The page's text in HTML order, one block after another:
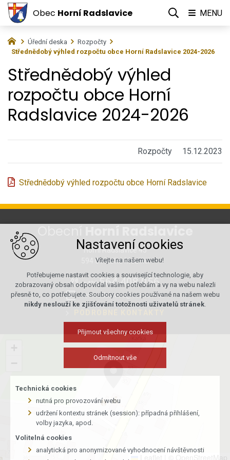
Úřední deska
Rozpočty
Střednědobý výhled rozpočtu obce Horní Radslavice 2024-2026
Střednědobý výhled
rozpočtu obce Horní
Radslavice 2024-2026
Rozpočty 15.12.2023
Střednědobý výhled rozpočtu obce Horní Radslavice
Horní Radslavice 45
594 01 Velké Meziříčí
+420564 408 056
horniradslavice@seznam.cz
Obec Horní Radslavice MENU
Nastavení cookies
Vítejte na našem webu!
Potřebujeme nastavit cookies a související technologie, aby
zobrazovaný obsah odpovídal vašim potřebám a vy na webu nalezli
přesně to, co potřebujete. Soubory cookies používané na našem webu
nikdy neslouží ke zjišťování totožnosti uživatelů stránek.
Přijmout všechny cookies
Odmítnout vše
Technická cookies
nutná pro provozování webu
udržení kontextu stránek (session): případná přihlášení,
volby jazyka, apod.
Volitelná cookies
analytická pro anonymizované vyhodnocení návštěvnosti